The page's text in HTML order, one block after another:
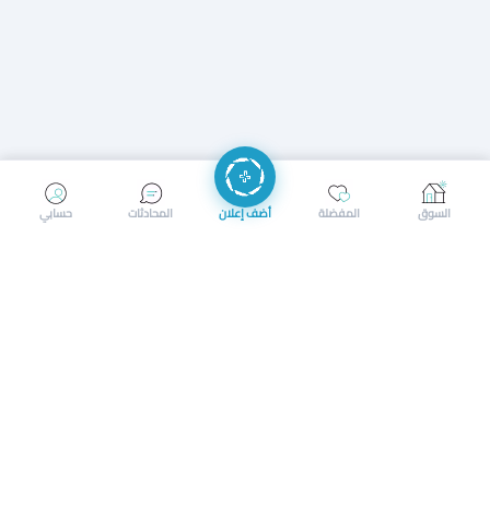
إرسال رسالة إجراء مكالمة
حسابي المحادثات أضف إعلان المفضلة السوق